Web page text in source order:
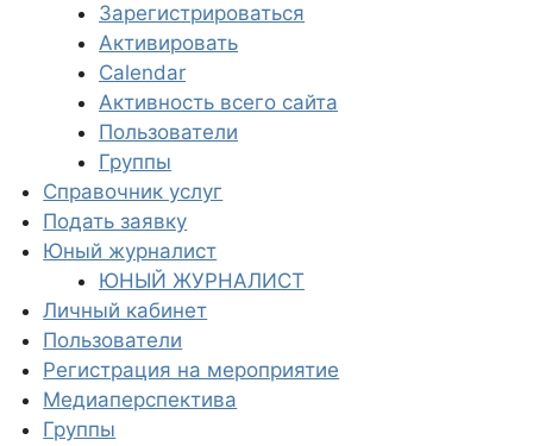
Зарегистрироваться
Активировать
Calendar
Активность всего сайта
Пользователи
Группы
Справочник услуг
Подать заявку
Юный журналист
ЮНЫЙ ЖУРНАЛИСТ
Личный кабинет
Пользователи
Регистрация на мероприятие
Медиаперспектива
Группы